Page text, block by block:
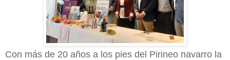
Con más de 20 años a los pies del Pirineo navarro la